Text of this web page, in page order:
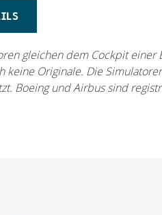
gleichen dem Cockpit einer
keine Originale. Die
Boeing und Airbus sind